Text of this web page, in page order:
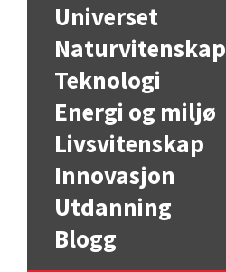
Universet
Naturvitenskap
Teknologi
Energi og miljø
Livsvitenskap
Innovasjon
Utdanning
Blogg